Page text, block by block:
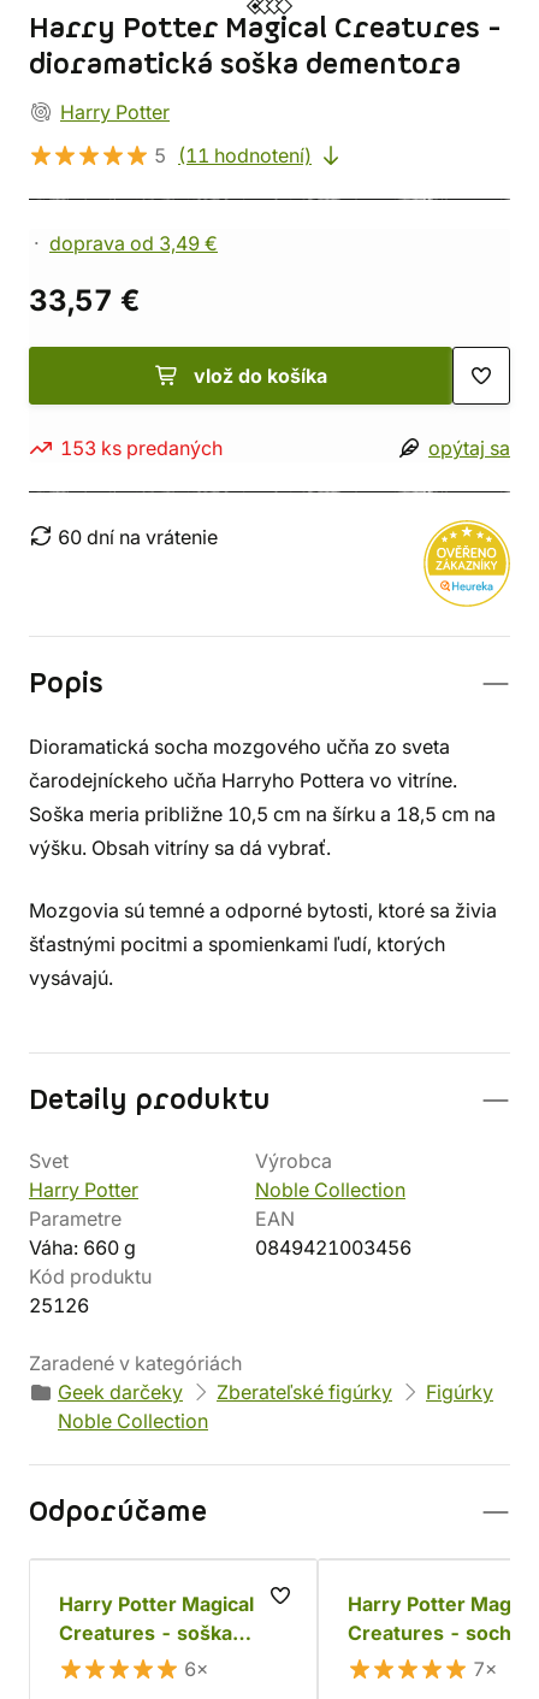
Harry Potter Magical Creatures -
dioramatická soška dementora
Harry Potter
5
(11 hodnotení)
doprava od 3,49 €
33,57 €
vlož do košíka
153 ks predaných opýtaj sa
60 dní na vrátenie
Popis
Dioramatická socha mozgového učňa zo sveta
čarodejníckeho učňa Harryho Pottera vo vitríne.
Soška meria približne 10,5 cm na šírku a 18,5 cm na
výšku. Obsah vitríny sa dá vybrať.
Mozgovia sú temné a odporné bytosti, ktoré sa živia
šťastnými pocitmi a spomienkami ľudí, ktorých
vysávajú.
Detaily produktu
Svet
Harry Potter
Výrobca
Noble Collection
Parametre
Váha: 660 g
EAN
0849421003456
Kód produktu
25126
Zaradené v kategóriách
Geek darčeky
Zberateľské figúrky
Figúrky
Noble Collection
Odporúčame
Harry Potter Magical
Creatures - soška
Trolla
6×
Harry Potter
Creatures - socha
Aragoga
7×